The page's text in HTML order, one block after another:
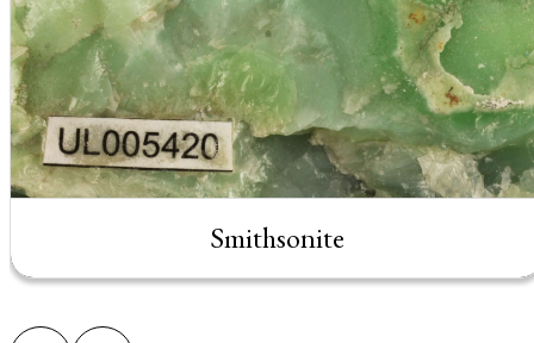
Smithsonite